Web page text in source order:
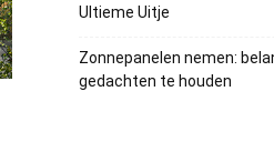
Ultieme Uitje
Zonnepanelen nemen:
gedachten te houden